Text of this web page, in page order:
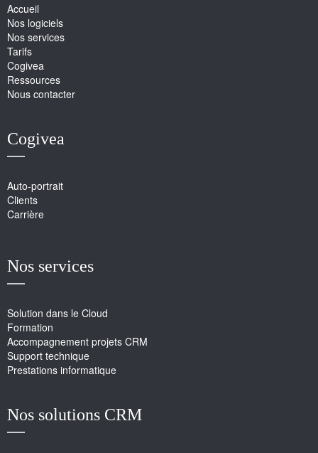
Accueil
Nos logiciels
Nos services
Tarifs
Cogivea
Ressources
Nous contacter
Cogivea
Auto-portrait
Clients
Carrière
Nos services
Solution dans le Cloud
Formation
Accompagnement projets CRM
Support technique
Prestations informatique
Nos solutions CRM